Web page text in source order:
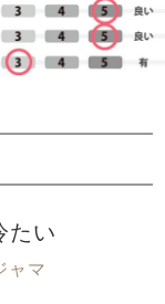
たい
ャマ